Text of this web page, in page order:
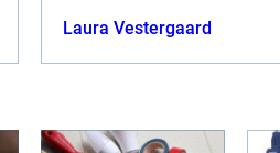
Laura Vestergaard